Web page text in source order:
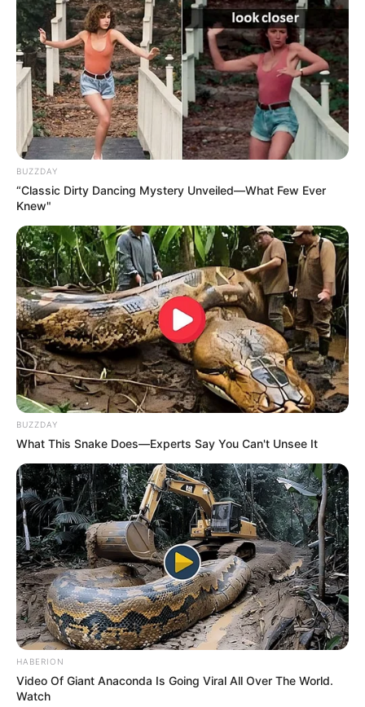
Voir leurs dernières vidéos.
L’accès au site est 100% gratuit, on vous sollicite s.v.p
pour nous soutenir avec un petit clic sur un des
boutons, merci à vous.
UTILE PAS
BUZZDAY
“Classic Dirty Dancing Mystery Unveiled—What Few Ever
Knew"
BUZZDAY
What This Snake Does—Experts Say You Can't Unsee It
HABERION
Video Of Giant Anaconda Is Going Viral All Over The World.
Watch